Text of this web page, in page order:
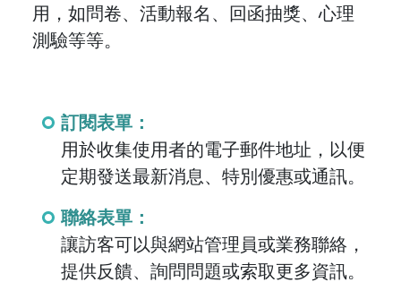
用，如問卷、活動報名、回函抽獎、心理
測驗等等。
訂閱表單：
用於收集使用者的電子郵件地址，以便
定期發送最新消息、特別優惠或通訊。
聯絡表單：
讓訪客可以與網站管理員或業務聯絡，
提供反饋、詢問問題或索取更多資訊。